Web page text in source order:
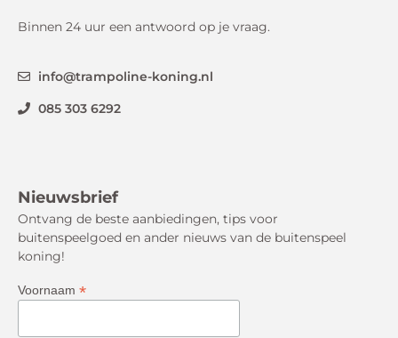
Binnen 24 uur een antwoord op je vraag.
info@trampoline-koning.nl
085 303 6292
Nieuwsbrief
Ontvang de beste aanbiedingen, tips voor
buitenspeelgoed en ander nieuws van de buitenspeel
koning!
Voornaam *